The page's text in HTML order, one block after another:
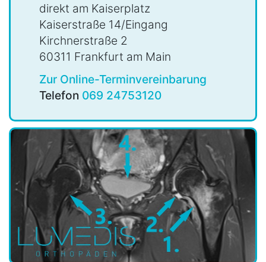
direkt am Kaiserplatz
Kaiserstraße 14/Eingang
Kirchnerstraße 2
60311 Frankfurt am Main
Zur Online-Terminvereinbarung
Telefon 069 24753120